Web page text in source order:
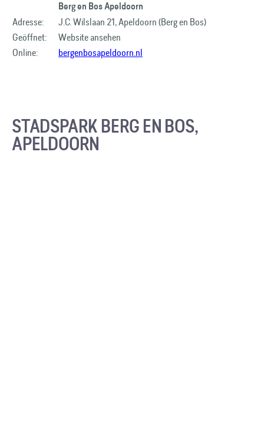
Berg en Bos Apeldoorn
Adresse:
J.C. Wilslaan 21, Apeldoorn (Berg en Bos)
Geöffnet:
Website ansehen
Online:
bergenbosapeldoorn.nl
STADSPARK BERG EN BOS,
APELDOORN